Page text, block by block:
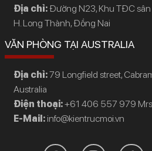
Địa chỉ:Đường N23, Khu TĐC sân
H. Long Thành, Đồng Nai
VĂN PHÒNG TẠI AUSTRALIA
Địa chỉ:79 Longfield street,
Australia
Điện thoại:+61 406 557 979
E-Mail: info@kientrucmoi.vn